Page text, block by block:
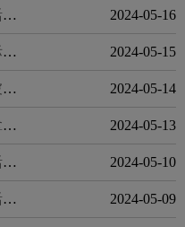
新加坡加拿大国际学校的留学生活中拥有高品质的学习资源和设施 2024-05-16
一窥国际教育的魅力：加拿大国际学校的留学体验 2024-05-15
跨越语言和文化的障碍：在新加坡加拿大国际学校的留学体验 2024-05-14
学习世界各地的文化：新加坡加拿大国际学校的留学体验 2024-05-13
新加坡加拿大国际学校的留学生活中培养团队合作能力和领导力 2024-05-10
新加坡加拿大国际学校的留学生活中提升英语水平和文化交流能力 2024-05-09